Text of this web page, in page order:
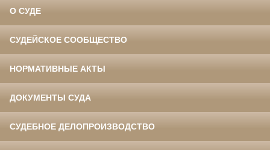
О СУДЕ
СУДЕЙСКОЕ СООБЩЕСТВО
НОРМАТИВНЫЕ АКТЫ
ДОКУМЕНТЫ СУДА
СУДЕБНОЕ ДЕЛОПРОИЗВОДСТВО